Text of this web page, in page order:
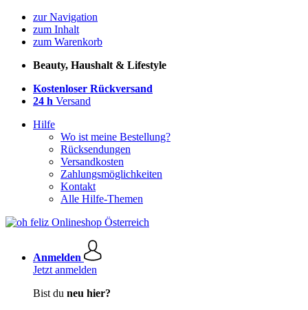
zur Navigation
zum Inhalt
zum Warenkorb
Beauty, Haushalt & Lifestyle
Kostenloser Rückversand
24 h Versand
Hilfe
Wo ist meine Bestellung?
Rücksendungen
Versandkosten
Zahlungsmöglichkeiten
Kontakt
Alle Hilfe-Themen
Anmelden
Jetzt anmelden
Bist du neu hier?